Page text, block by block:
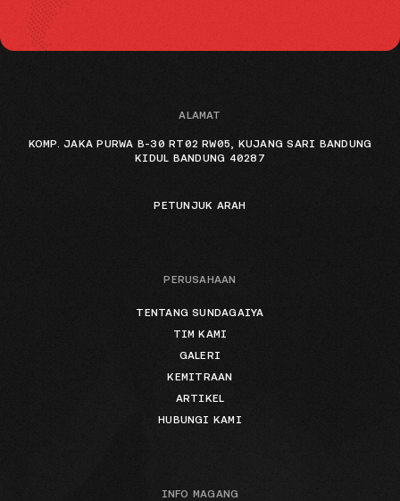
ALAMAT
KOMP. JAKA PURWA B-30 RT02 RW05, KUJANG SARI BANDUNG
KIDUL BANDUNG 40287
PETUNJUK ARAH
PERUSAHAAN
TENTANG SUNDAGAIYA
TIM KAMI
GALERI
KEMITRAAN
ARTIKEL
HUBUNGI KAMI
INFO MAGANG